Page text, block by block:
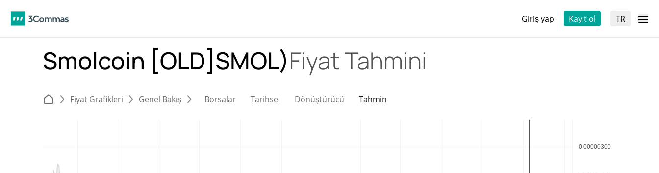
Giriş yap Kayıt ol TR
Smolcoin [OLD]SMOL)Fiyat Tahmini
Fiyat Grafikleri Genel Bakış Borsalar Tarihsel Dönüştürücü Tahmin